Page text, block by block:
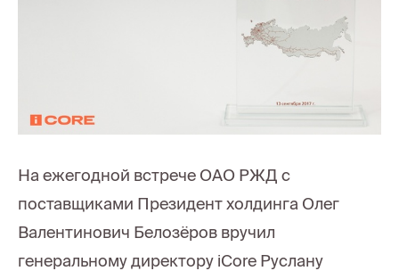
На ежегодной встрече ОАО РЖД с
поставщиками Президент холдинга Олег
Валентинович Белозёров вручил
генеральному директору iCore Руслану